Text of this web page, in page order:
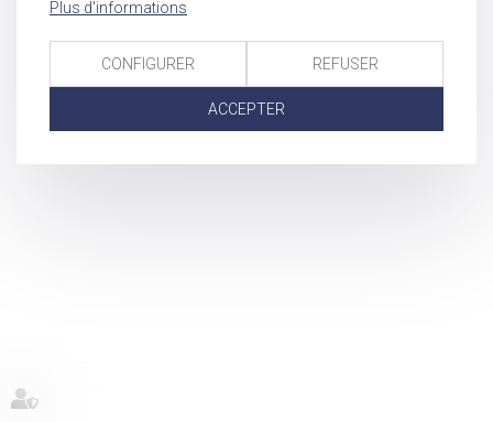
Plus d'informations
CONFIGURER REFUSER
ACCEPTER